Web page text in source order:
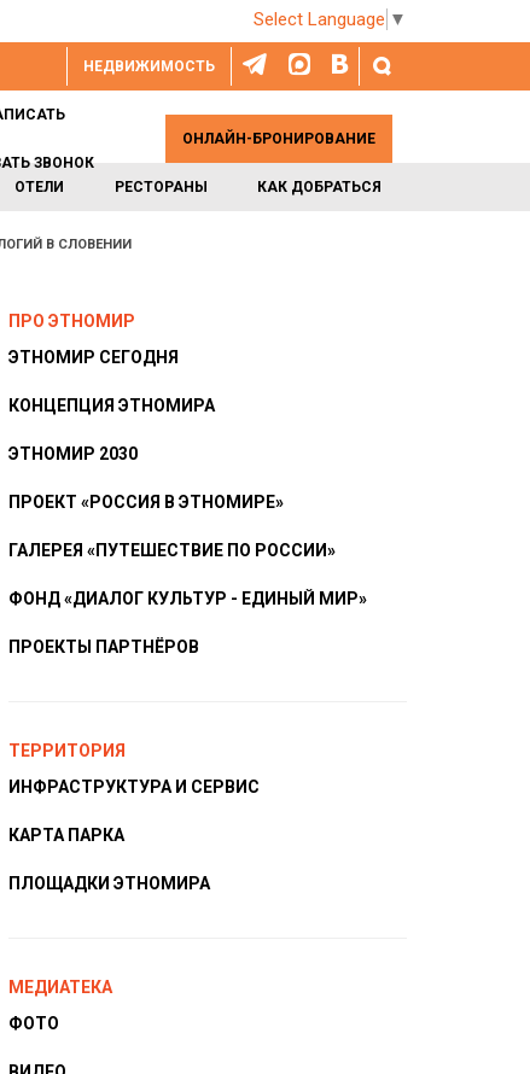
Select Language ▼
НЕДВИЖИМОСТЬ
ОТЕЛИ РЕСТОРАНЫ КАК ДОБРАТЬСЯ
ЗВОНОК
ОНЛАЙН-БРОНИРОВАНИЕ
В СЛОВЕНИИ
ПРО ЭТНОМИР
ЭТНОМИР СЕГОДНЯ
КОНЦЕПЦИЯ ЭТНОМИРА
ЭТНОМИР 2030
ПРОЕКТ «РОССИЯ В ЭТНОМИРЕ»
ГАЛЕРЕЯ «ПУТЕШЕСТВИЕ ПО РОССИИ»
ФОНД «ДИАЛОГ КУЛЬТУР - ЕДИНЫЙ МИР»
ПРОЕКТЫ ПАРТНЁРОВ
ТЕРРИТОРИЯ
ИНФРАСТРУКТУРА И СЕРВИС
КАРТА ПАРКА
ПЛОЩАДКИ ЭТНОМИРА
МЕДИАТЕКА
ФОТО